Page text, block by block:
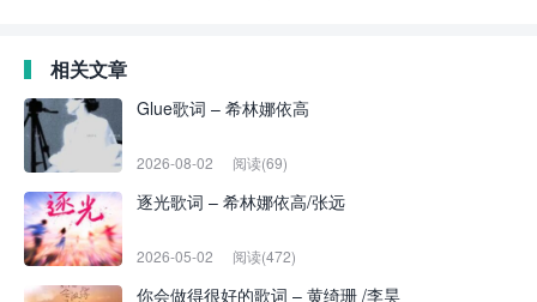
相关文章
Glue歌词 – 希林娜依高
2026-08-02 阅读(69)
逐光歌词 – 希林娜依高/张远
2026-05-02 阅读(472)
你会做得很好的歌词 – 黄绮珊 /李昊